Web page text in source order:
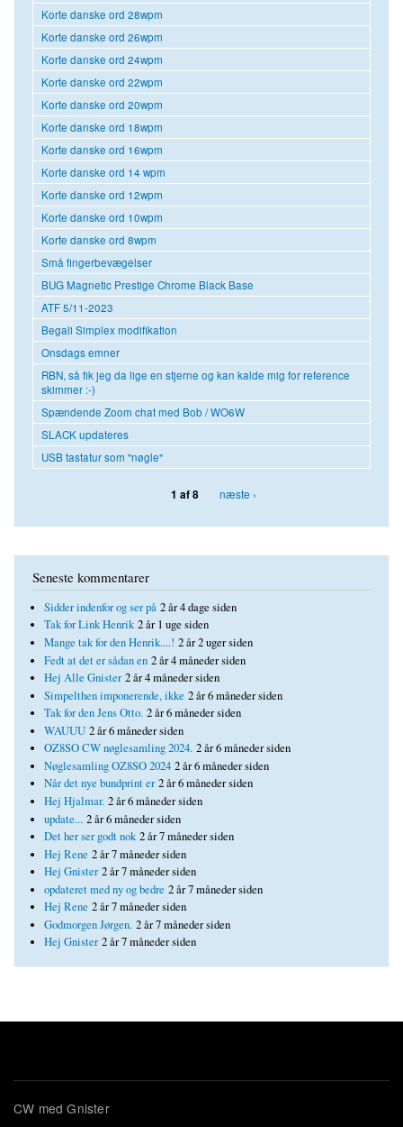
Korte danske ord 28wpm
Korte danske ord 26wpm
Korte danske ord 24wpm
Korte danske ord 22wpm
Korte danske ord 20wpm
Korte danske ord 18wpm
Korte danske ord 16wpm
Korte danske ord 14 wpm
Korte danske ord 12wpm
Korte danske ord 10wpm
Korte danske ord 8wpm
Små fingerbevægelser
BUG Magnetic Prestige Chrome Black Base
ATF 5/11-2023
Begali Simplex modifikation
Onsdags emner
RBN, så fik jeg da lige en stjerne og kan kalde mig for reference
skimmer :-)
Spændende Zoom chat med Bob / WO6W
SLACK updateres
USB tastatur som "nøgle"
1 af 8 næste ›
Seneste kommentarer
Sidder indenfor og ser på 2 år 4 dage siden
Tak for Link Henrik 2 år 1 uge siden
Mange tak for den Henrik....! 2 år 2 uger siden
Fedt at det er sådan en 2 år 4 måneder siden
Hej Alle Gnister 2 år 4 måneder siden
Simpelthen imponerende, ikke 2 år 6 måneder siden
Tak for den Jens Otto. 2 år 6 måneder siden
WAUUU 2 år 6 måneder siden
OZ8SO CW nøglesamling 2024. 2 år 6 måneder siden
Nøglesamling OZ8SO 2024 2 år 6 måneder siden
Når det nye bundprint er 2 år 6 måneder siden
Hej Hjalmar. 2 år 6 måneder siden
update... 2 år 6 måneder siden
Det her ser godt nok 2 år 7 måneder siden
Hej Rene 2 år 7 måneder siden
Hej Gnister 2 år 7 måneder siden
opdateret med ny og bedre 2 år 7 måneder siden
Hej Rene 2 år 7 måneder siden
Godmorgen Jørgen. 2 år 7 måneder siden
Hej Gnister 2 år 7 måneder siden
CW med Gnister